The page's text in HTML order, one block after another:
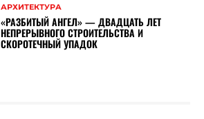
АРХИТЕКТУРА
«РАЗБИТЫЙ АНГЕЛ» — ДВАДЦАТЬ ЛЕТ
НЕПРЕРЫВНОГО СТРОИТЕЛЬСТВА И
СКОРОТЕЧНЫЙ УПАДОК